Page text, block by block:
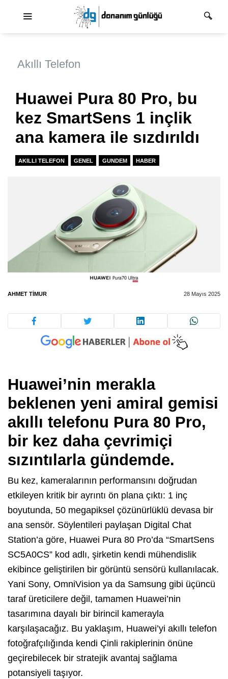
Akıllı Telefon
Huawei Pura 80 Pro, bu
kez SmartSens 1 inçlik
ana kamera ile sızdırıldı
AKILLI TELEFON GENEL GUNDEM HABER
AHMET TIMUR 28 Mayıs 2025
Huawei’nin merakla
beklenen yeni amiral gemisi
akıllı telefonu Pura 80 Pro,
bir kez daha çevrimiçi
sızıntılarla gündemde.
Bu kez, kameralarının performansını doğrudan
etkileyen kritik bir ayrıntı ön plana çıktı: 1 inç
boyutunda, 50 megapiksel çözünürlüklü devasa bir
ana sensör. Söylentileri paylaşan Digital Chat
Station’a göre, Huawei Pura 80 Pro’da “SmartSens
SC5A0CS” kod adlı, şirketin kendi mühendislik
ekibince geliştirilen bir görüntü sensörü kullanılacak.
Yani Sony, OmniVision ya da Samsung gibi üçüncü
taraf üreticilere değil, tamamen Huawei’nin
tasarımına dayalı bir birincil kamerayla
karşılaşacağız. Bu yaklaşım, Huawei’yi akıllı telefon
fotoğrafçılığında kendi Çinli rakiplerinin önüne
geçirebilecek bir stratejik avantaj sağlama
potansiyeli taşıyor.